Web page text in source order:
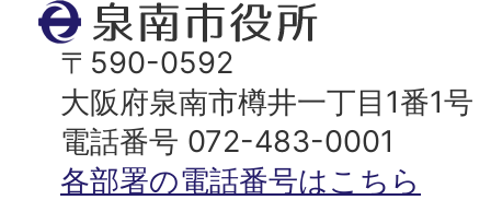
泉
南
市
役
所
〒590-0592
大阪府泉南市樽井一丁目1番1号
電話番号 072-483-0001
各部署の電話番号はこちら